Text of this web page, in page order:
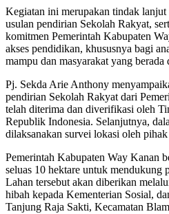
Kegiatan ini merupakan tindak
usulan pendirian Sekolah Rakyat,
komitmen Pemerintah Kabupaten
akses pendidikan, khususnya bagi
mampu dan masyarakat yang
Pj. Sekda Arie Anthony
pendirian Sekolah Rakyat dari
telah diterima dan diverifikasi oleh
Republik Indonesia. Selanjutnya,
dilaksanakan survei lokasi oleh
Pemerintah Kabupaten Way Kanan
seluas 10 hektare untuk mendukung
Lahan tersebut akan diberikan
hibah kepada Kementerian Sosial,
Tanjung Raja Sakti, Kecamatan